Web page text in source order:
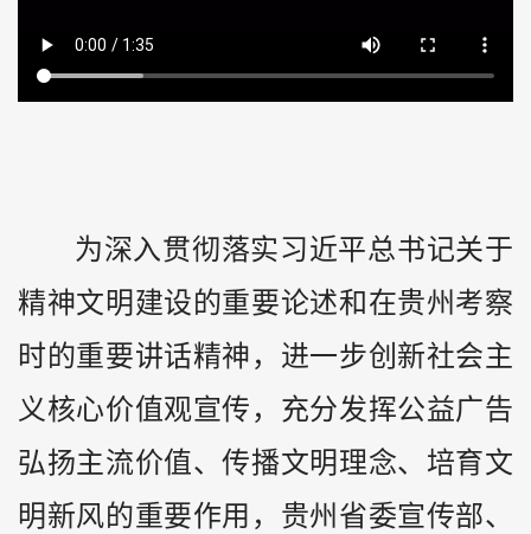
为深入贯彻落实习近平总书记关于
精神文明建设的重要论述和在贵州 考察
时的重要讲话精神，进一步创新社会主
义核心价值观宣传，充分发挥公益广告
弘扬主流价值、传播文明理念、培育文
明新风的重要作用，贵州省委宣传部、